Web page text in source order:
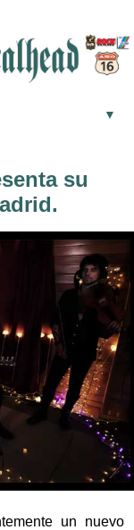
▼
su
un nuevo